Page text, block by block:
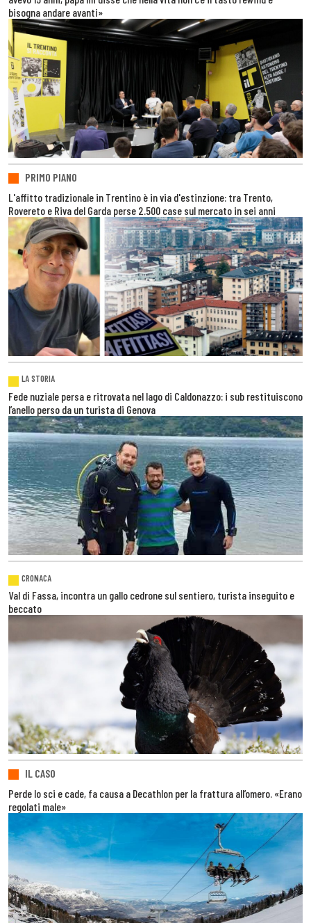
bisogna andare avanti»
PRIMO PIANO
L'affitto tradizionale in Trentino è in via d'estinzione: tra Trento,
Rovereto e Riva del Garda perse 2.500 case sul mercato in sei anni
LA STORIA
Fede nuziale persa e ritrovata nel lago di Caldonazzo: i sub restituiscono
l’anello perso da un turista di Genova
CRONACA
Val di Fassa, incontra un gallo cedrone sul sentiero, turista inseguito e
beccato
IL CASO
Perde lo sci e cade, fa causa a Decathlon per la frattura all’omero. «Erano
regolati male»